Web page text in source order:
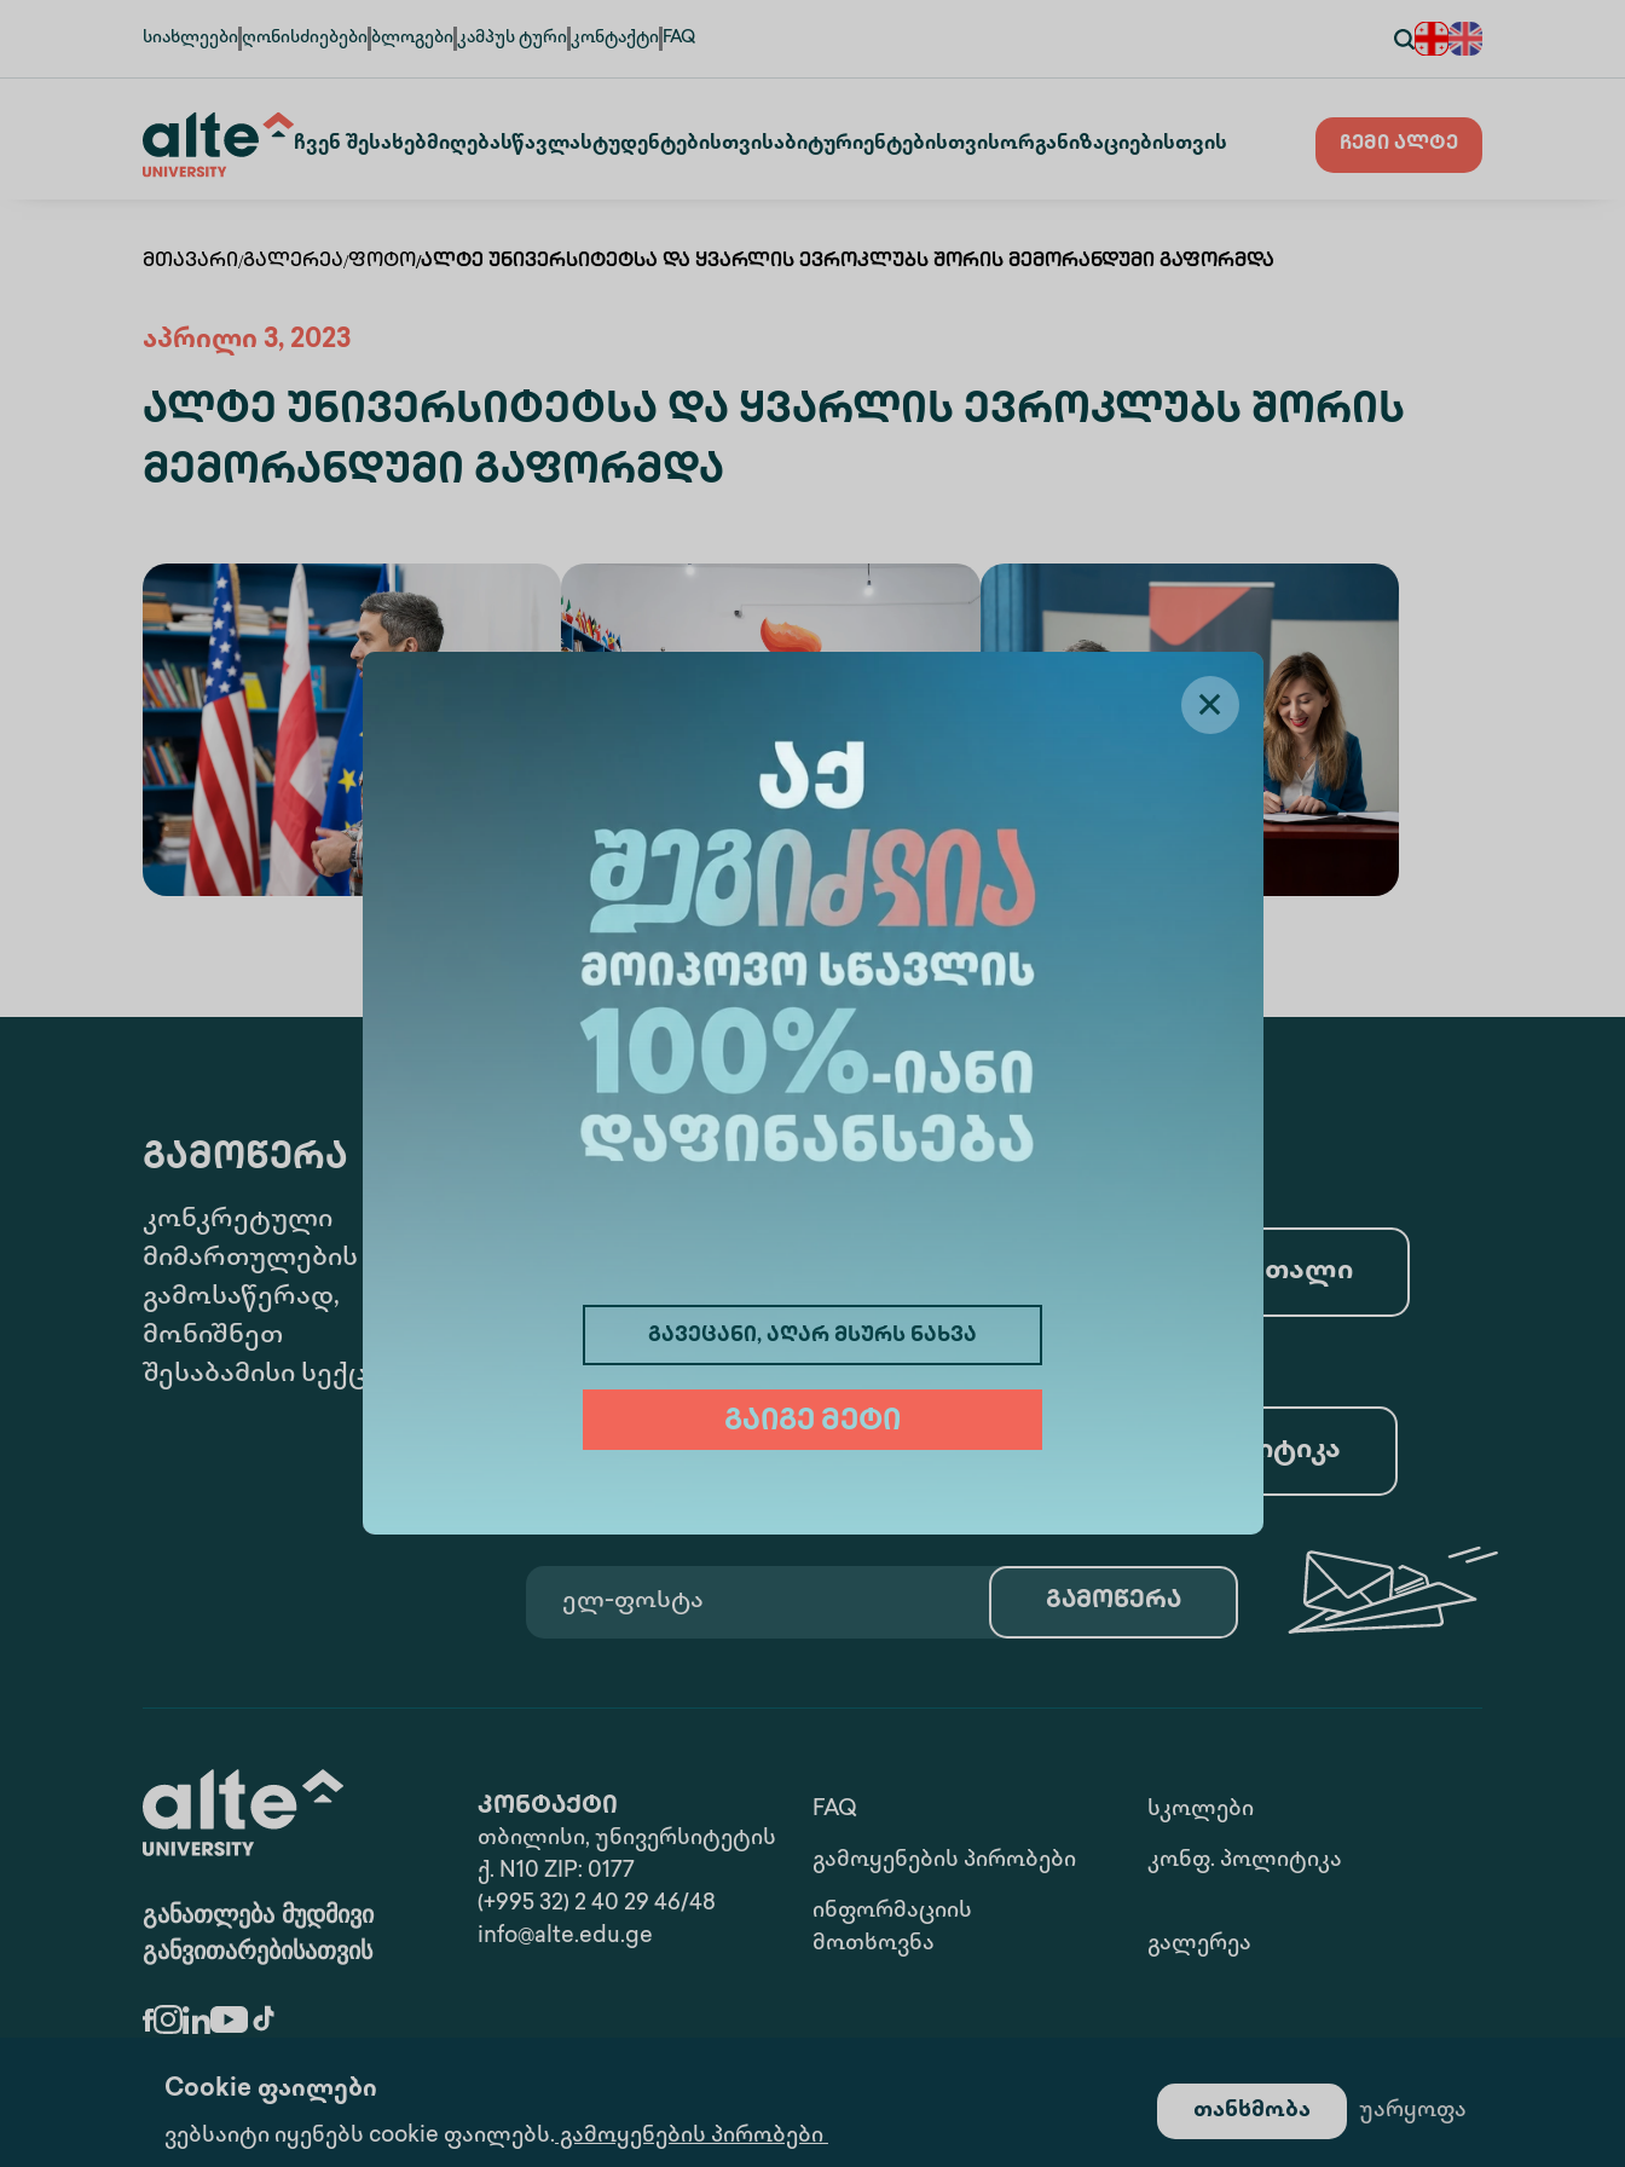
Cookie ფაილები
ვებსაიტი იყენებს cookie ფაილებს. გამოყენების პირობები
უარყოფა
თანხმობა
სიახლეები ღონისძიებები ბლოგები კამპუს ტური კონტაქტი FAQ
Ჩვენ ᲨესახებᲛიღებაᲡწავლაᲡტუდენტებისთვისᲐბიტურიენტებისთვისᲝრგანიზაციებისთვის ჩემი ალტე
გავეცანი, აღარ მსურს ნახვა
გაიგე მეტი
Მთავარი/Გალერეა/Ფოტო/Ალტე Უნივერსიტეტსა Და Ყვარლის Ევროკლუბს Შორის Მემორანდუმი Გაფორმდა
აპრილი 3, 2023
Ალტე Უნივერსიტეტსა Და Ყვარლის Ევროკლუბს Შორის
Მემორანდუმი Გაფორმდა
გამოწერა
კონკრეტული
მიმართულების
გამოსაწერად,
მონიშნეთ
შესაბამისი სექცია
სამართალი
ფსიქოლოგია ტურიზმი
ხელოვნური ინტელექტი და მონაცემთა ანალიტიკა
გამოწერა
განათლება მუდმივი
განვითარებისათვის
კონტაქტი
თბილისი, უნივერსიტეტის
ქ. N10 ZIP: 0177
(+995 32) 2 40 29 46/48
info@alte.edu.ge
FAQ Სკოლები
Გამოყენების Პირობები Კონფ. Პოლიტიკა
Ინფორმაციის
Მოთხოვნა
Გალერეა
Ყველა Უფლება Დაცულია. Საიტი Შექმნილია Იდეა Დიზაინ Ჯგუფის Მიერ